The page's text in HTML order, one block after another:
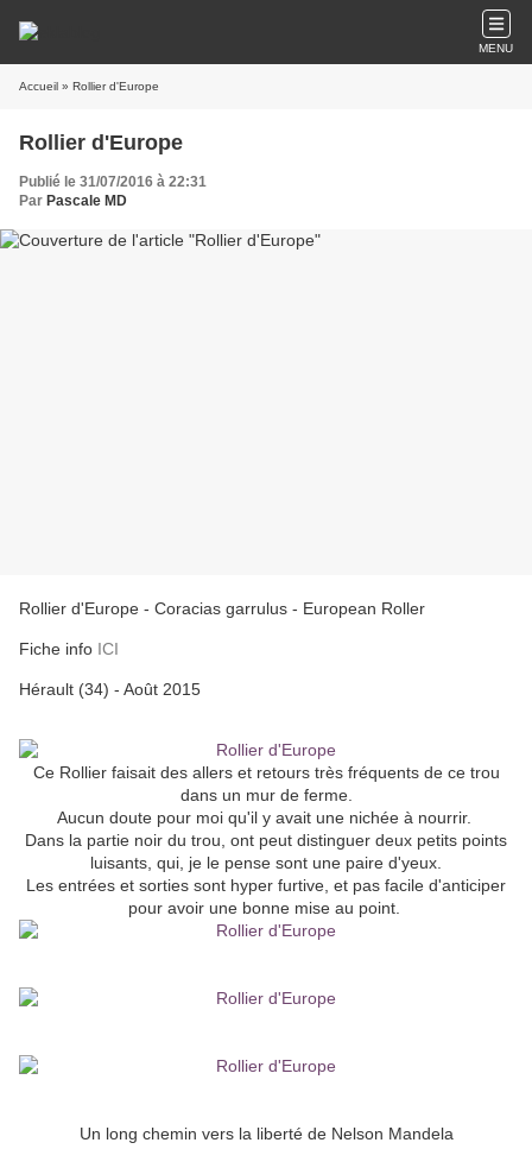
MENU
Accueil » Rollier d'Europe
Rollier d'Europe
Publié le 31/07/2016 à 22:31
Par Pascale MD
Rollier d'Europe - Coracias garrulus - European Roller
Fiche info ICI
Hérault (34) - Août 2015
Ce Rollier faisait des allers et retours très fréquents de ce trou
dans un mur de ferme.
Aucun doute pour moi qu'il y avait une nichée à nourrir.
Dans la partie noir du trou, ont peut distinguer deux petits points
luisants, qui, je le pense sont une paire d'yeux.
Les entrées et sorties sont hyper furtive, et pas facile d'anticiper
pour avoir une bonne mise au point.
Un long chemin vers la liberté de Nelson Mandela